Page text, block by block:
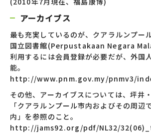
アーカイブス
最も充実しているのが、クアラルンプー
国立図書館(Perpustakaan Negara
利用するには会員登録が必要だが、外国
能。
http://www.pnm.gov.my/pnmv3/
その他、アーカイブスについては、坪井
「クアラルンプール市内およびその周辺
内」を参照のこと。
http://jams92.org/pdf/NL32/